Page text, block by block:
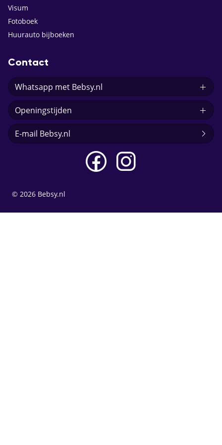
Visum
Fotoboek
Huurauto bijboeken
Contact
Whatsapp met Bebsy.nl
Openingstijden
E-mail Bebsy.nl
© 2026 Bebsy.nl